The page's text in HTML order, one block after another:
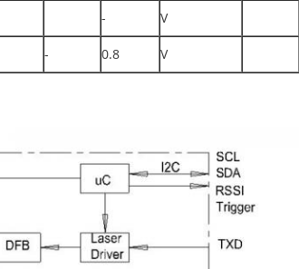
-
V
- 0.8 V